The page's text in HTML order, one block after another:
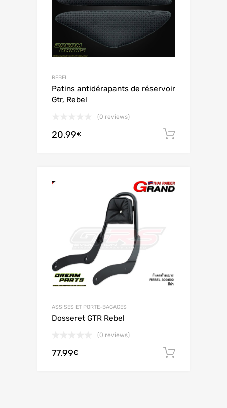
REBEL
Patins antidérapants de réservoir
Gtr, Rebel
(0 reviews)
20.99€
ASSISES ET PORTE-BAGAGES
Dosseret GTR Rebel
(0 reviews)
77.99€